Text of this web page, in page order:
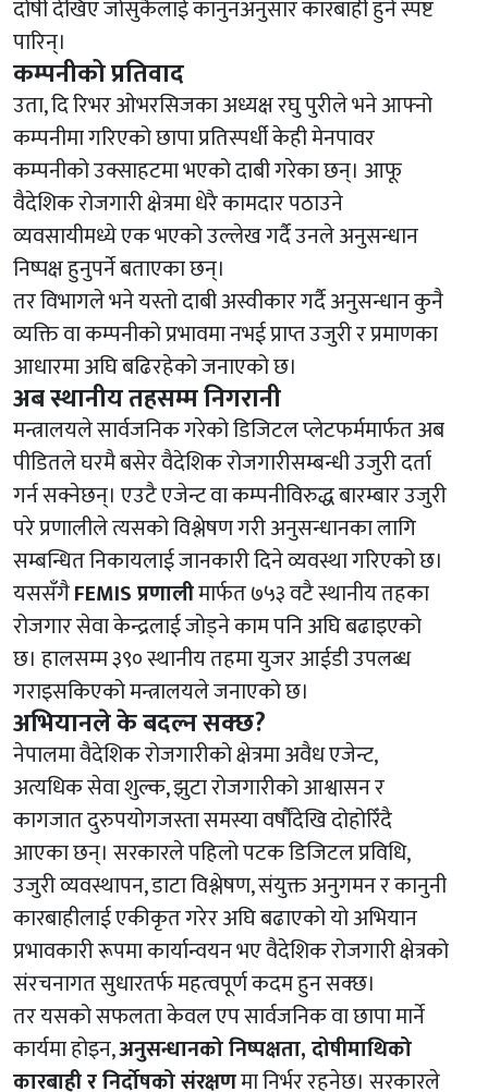
दोषी देखिए जोसुकैलाई कानुनअनुसार कारबाही हुने स्पष्ट
पारिन्।
कम्पनीको प्रतिवाद
उता, दि रिभर ओभरसिजका अध्यक्ष रघु पुरीले भने आफ्नो
कम्पनीमा गरिएको छापा प्रतिस्पर्धी केही मेनपावर
कम्पनीको उक्साहटमा भएको दाबी गरेका छन्। आफू
वैदेशिक रोजगारी क्षेत्रमा धेरै कामदार पठाउने
व्यवसायीमध्ये एक भएको उल्लेख गर्दै उनले अनुसन्धान
निष्पक्ष हुनुपर्ने बताएका छन्।
तर विभागले भने यस्तो दाबी अस्वीकार गर्दै अनुसन्धान कुनै
व्यक्ति वा कम्पनीको प्रभावमा नभई प्राप्त उजुरी र प्रमाणका
आधारमा अघि बढिरहेको जनाएको छ।
अब स्थानीय तहसम्म निगरानी
मन्त्रालयले सार्वजनिक गरेको डिजिटल प्लेटफर्ममार्फत अब
पीडितले घरमै बसेर वैदेशिक रोजगारीसम्बन्धी उजुरी दर्ता
गर्न सक्नेछन्। एउटै एजेन्ट वा कम्पनीविरुद्ध बारम्बार उजुरी
परे प्रणालीले त्यसको विश्लेषण गरी अनुसन्धानका लागि
सम्बन्धित निकायलाई जानकारी दिने व्यवस्था गरिएको छ।
यससँगैFEMIS प्रणालीमार्फत ७५३ वटै स्थानीय तहका
रोजगार सेवा केन्द्रलाई जोड्ने काम पनि अघि बढाइएको
छ। हालसम्म ३९० स्थानीय तहमा युजर आईडी उपलब्ध
गराइसकिएको मन्त्रालयले जनाएको छ।
अभियानले के बदल्न सक्छ?
नेपालमा वैदेशिक रोजगारीको क्षेत्रमा अवैध एजेन्ट,
अत्यधिक सेवा शुल्क, झुटा रोजगारीको आश्वासन र
कागजात दुरुपयोगजस्ता समस्या वर्षौंदेखि दोहोरिँदै
आएका छन्। सरकारले पहिलो पटक डिजिटल प्रविधि,
उजुरी व्यवस्थापन, डाटा विश्लेषण, संयुक्त अनुगमन र कानुनी
कारबाहीलाई एकीकृत गरेर अघि बढाएको यो अभियान
प्रभावकारी रूपमा कार्यान्वयन भए वैदेशिक रोजगारी क्षेत्रको
संरचनागत सुधारतर्फ महत्वपूर्ण कदम हुन सक्छ।
तर यसको सफलता केवल एप सार्वजनिक वा छापा मार्ने
कार्यमा होइन,अनुसन्धानको निष्पक्षता, दोषीमाथिको
कारबाही र निर्दोषको संरक्षणमा निर्भर रहनेछ। सरकारले